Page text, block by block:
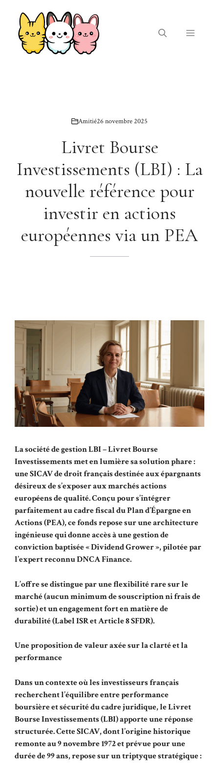
contenu
Menu
Amitié26 novembre 2025
Livret Bourse
Investissements (LBI) : La
nouvelle référence pour
investir en actions
européennes via un PEA
La société de gestion LBI – Livret Bourse
Investissements met en lumière sa solution phare :
une SICAV de droit français destinée aux épargnants
désireux de s’exposer aux marchés actions
européens de qualité. Conçu pour s’intégrer
parfaitement au cadre fiscal du Plan d’Épargne en
Actions (PEA), ce fonds repose sur une architecture
ingénieuse qui donne accès à une gestion de
conviction baptisée « Dividend Grower », pilotée par
l’expert reconnu DNCA Finance.
L’offre se distingue par une flexibilité rare sur le
marché (aucun minimum de souscription ni frais de
sortie) et un engagement fort en matière de
durabilité (Label ISR et Article 8 SFDR).
Une proposition de valeur axée sur la clarté et la
performance
Dans un contexte où les investisseurs français
recherchent l’équilibre entre performance
boursière et sécurité du cadre juridique, le Livret
Bourse Investissements (LBI) apporte une réponse
structurée. Cette SICAV, dont l’origine historique
remonte au 9 novembre 1972 et prévue pour une
durée de 99 ans, repose sur un triptyque stratégique :